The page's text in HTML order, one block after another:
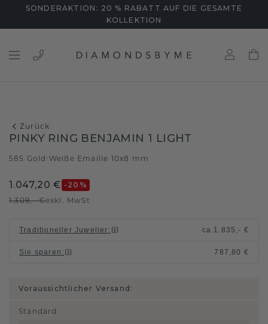
SONDERAKTION: 20 % RABATT AUF DIE GESAMTE
KOLLEKTION
Zurück
PINKY RING BENJAMIN 1 LIGHT
585 Gold Weiße Emaille 10x8 mm
1.047,20 € -20 %
1.309,- €exkl. MwSt
Traditioneller Juwelier : ca. 1.835,- €
Sie sparen : 787,80 €
Voraussichtlicher Versand:
Standard :